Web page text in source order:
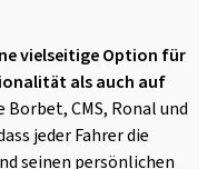
vielseitige Option für
als auch auf
CMS, Ronal und
jeder Fahrer die
seinen persönlichen